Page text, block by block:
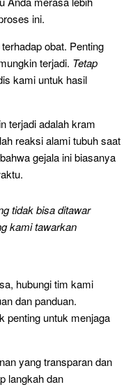
ini.
obat. Penting
terjadi. Tetap
kami untuk hasil
terjadi adalah kram
reaksi alami tubuh saat
bahwa gejala ini biasanya
tidak bisa ditawar
kami tawarkan
hubungi tim kami
dan panduan.
penting untuk menjaga
yang transparan dan
langkah dan